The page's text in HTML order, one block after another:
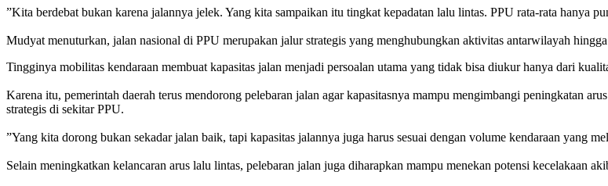
‎”Kita berdebat bukan karena jalannya jelek. Yang kita sampaikan itu tingkat kepadatan lalu lintas. PPU rata-rata hanya
‎Mudyat menuturkan, jalan nasional di PPU merupakan jalur strategis yang menghubungkan aktivitas antarwilayah
Tingginya mobilitas kendaraan membuat kapasitas jalan menjadi persoalan utama yang tidak bisa diukur hanya dari
‎Karena itu, pemerintah daerah terus mendorong pelebaran jalan agar kapasitasnya mampu mengimbangi peningkatan
strategis di sekitar PPU.
‎”Yang kita dorong bukan sekadar jalan baik, tapi kapasitas jalannya juga harus sesuai dengan volume kendaraan yang
‎Selain meningkatkan kelancaran arus lalu lintas, pelebaran jalan juga diharapkan mampu menekan potensi kecelakaan